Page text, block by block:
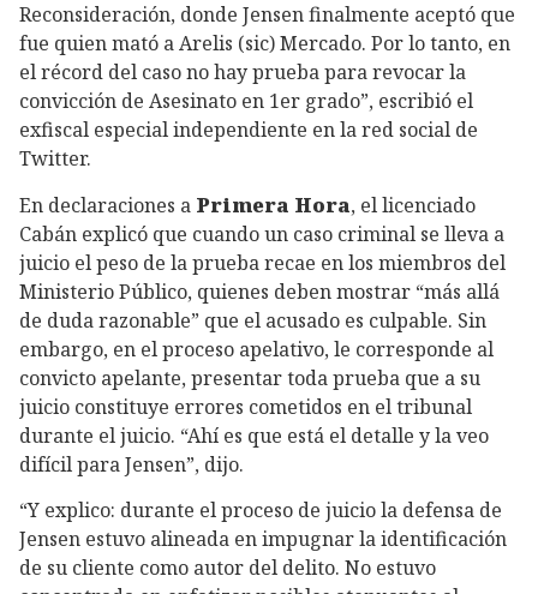
Reconsideración, donde Jensen finalmente aceptó que
fue quien mató a Arelis (sic) Mercado. Por lo tanto, en
el récord del caso no hay prueba para revocar la
convicción de Asesinato en 1er grado”, escribió el
exfiscal especial independiente en la red social de
Twitter.
En declaraciones a Primera Hora, el licenciado
Cabán explicó que cuando un caso criminal se lleva a
juicio el peso de la prueba recae en los miembros del
Ministerio Público, quienes deben mostrar “más allá
de duda razonable” que el acusado es culpable. Sin
embargo, en el proceso apelativo, le corresponde al
convicto apelante, presentar toda prueba que a su
juicio constituye errores cometidos en el tribunal
durante el juicio. “Ahí es que está el detalle y la veo
difícil para Jensen”, dijo.
“Y explico: durante el proceso de juicio la defensa de
Jensen estuvo alineada en impugnar la identificación
de su cliente como autor del delito. No estuvo